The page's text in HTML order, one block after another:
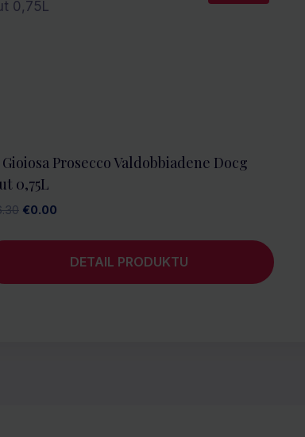
Gioiosa Prosecco Valdobbiadene Docg
0,75L
Pôvodná
€0.00
€0.00.
DETAIL PRODUKTU